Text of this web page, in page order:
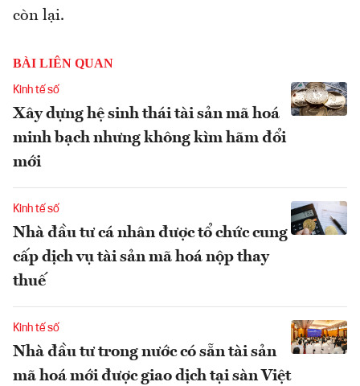
còn lại.
BÀI LIÊN QUAN
Kinh tế số
Xây dựng hệ sinh thái tài sản mã hoá
minh bạch nhưng không kìm hãm đổi
mới
Kinh tế số
Nhà đầu tư cá nhân được tổ chức cung
cấp dịch vụ tài sản mã hoá nộp thay
thuế
Kinh tế số
Nhà đầu tư trong nước có sẵn tài sản
mã hoá mới được giao dịch tại sàn Việt